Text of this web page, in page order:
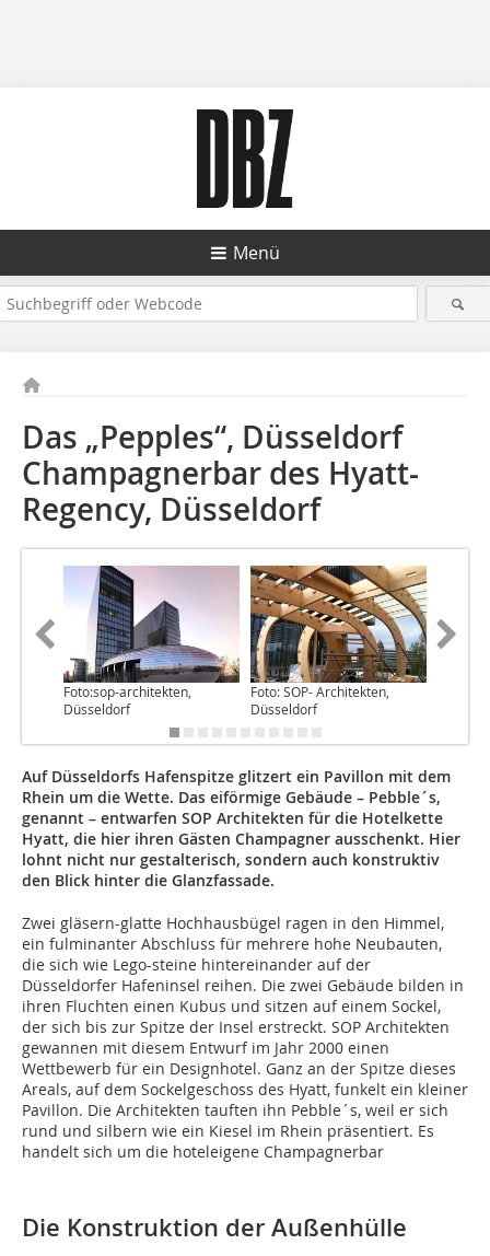
Menü
Das „Pepples“, Düsseldorf
Champagnerbar des Hyatt-
Regency, Düsseldorf
Foto:sop-architekten,
Düsseldorf
Foto: SOP- Architekten,
Düsseldorf
Auf Düsseldorfs Hafenspitze glitzert ein Pavillon mit dem
Rhein um die Wette. Das eiförmige Gebäude – Pebble´s,
genannt – entwarfen SOP Architekten für die Hotelkette
Hyatt, die hier ihren Gästen Champagner ausschenkt. Hier
lohnt nicht nur gestalterisch, sondern auch konstruktiv
den Blick hinter die Glanzfassade.
Zwei gläsern-glatte Hochhausbügel ragen in den Himmel,
ein fulminanter Abschluss für mehrere hohe Neubauten,
die sich wie Lego-steine hintereinander auf der
Düsseldorfer Hafeninsel reihen. Die zwei Gebäude bilden in
ihren Fluchten einen Kubus und sitzen auf einem Sockel,
der sich bis zur Spitze der Insel erstreckt. SOP Architekten
gewannen mit diesem Entwurf im Jahr 2000 einen
Wettbewerb für ein Designhotel. Ganz an der Spitze dieses
Areals, auf dem Sockelgeschoss des Hyatt, funkelt ein kleiner
Pavillon. Die Architekten tauften ihn Pebble´s, weil er sich
rund und silbern wie ein Kiesel im Rhein präsentiert. Es
handelt sich um die hoteleigene Champagnerbar
Die Konstruktion der Außenhülle